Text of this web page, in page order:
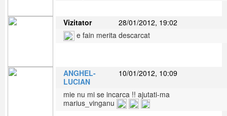
Vizitator
28/01/2012, 19:02
e fain merita descarcat
ANGHEL-
LUCIAN
10/01/2012, 10:09
mie nu mi se incarca !! ajutati-ma
marius_vinganu